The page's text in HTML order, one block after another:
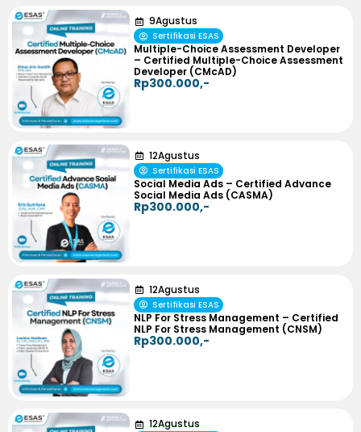
9Agustus
Sertifikasi ESAS
Multiple-Choice Assessment Developer
– Certified Multiple-Choice Assessment
Developer (CMcAD)
Rp300.000,-
12Agustus
Sertifikasi ESAS
Social Media Ads – Certified Advance
Social Media Ads (CASMA)
Rp300.000,-
12Agustus
Sertifikasi ESAS
NLP For Stress Management – Certified
NLP For Stress Management (CNSM)
Rp300.000,-
12Agustus